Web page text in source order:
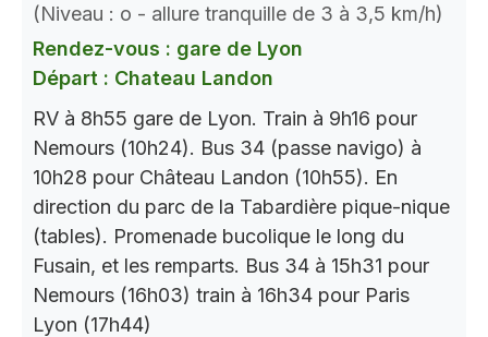
(Niveau : o - allure tranquille de 3 à 3,5 km/h)
Rendez-vous : gare de Lyon
Départ : Chateau Landon
RV à 8h55 gare de Lyon. Train à 9h16 pour
Nemours (10h24). Bus 34 (passe navigo) à
10h28 pour Château Landon (10h55). En
direction du parc de la Tabardière pique-nique
(tables). Promenade bucolique le long du
Fusain, et les remparts. Bus 34 à 15h31 pour
Nemours (16h03) train à 16h34 pour Paris
Lyon (17h44)